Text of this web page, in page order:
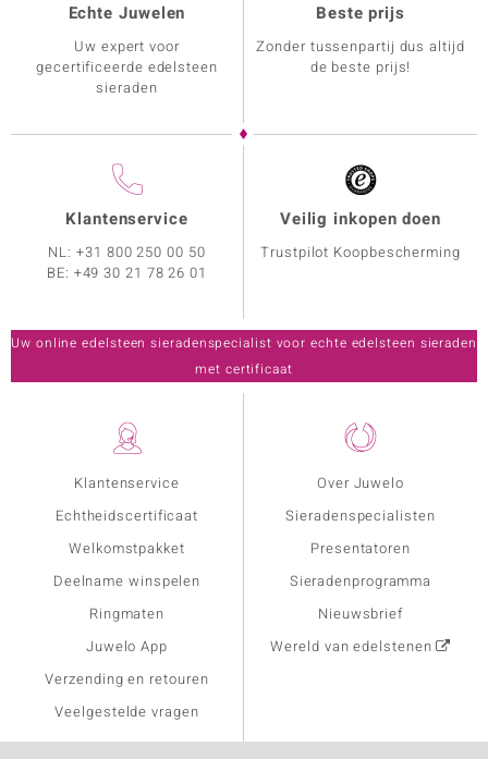
Klantenservice
Echtheidscertificaat
Welkomstpakket
Deelname winspelen
Ringmaten
Juwelo App
Verzending en retouren
Veelgestelde vragen
Over Juwelo
Sieradenspecialisten
Presentatoren
Sieradenprogramma
Nieuwsbrief
Wereld van edelstenen
Echte Juwelen
Uw expert voor
gecertificeerde edelsteen
sieraden
Beste prijs
Zonder tussenpartij dus altijd
de beste prijs!
Klantenservice
NL:+31 800 250 00 50
BE: +49 30 21 78 26 01
Veilig inkopen doen
Trustpilot Koopbescherming
Uw online edelsteen sieradenspecialist voor echte edelsteen sieraden
met certificaat